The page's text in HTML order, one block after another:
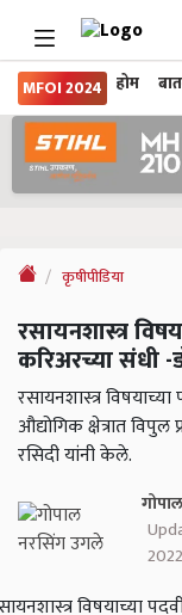
MFOI 2024 होम
कृषीपीडिया
रसायनशास्त्र
करिअरच्या संधी -
रसायनशास्त्र
औद्योगिक क्षेत्रात
रसिदी यांनी केले.